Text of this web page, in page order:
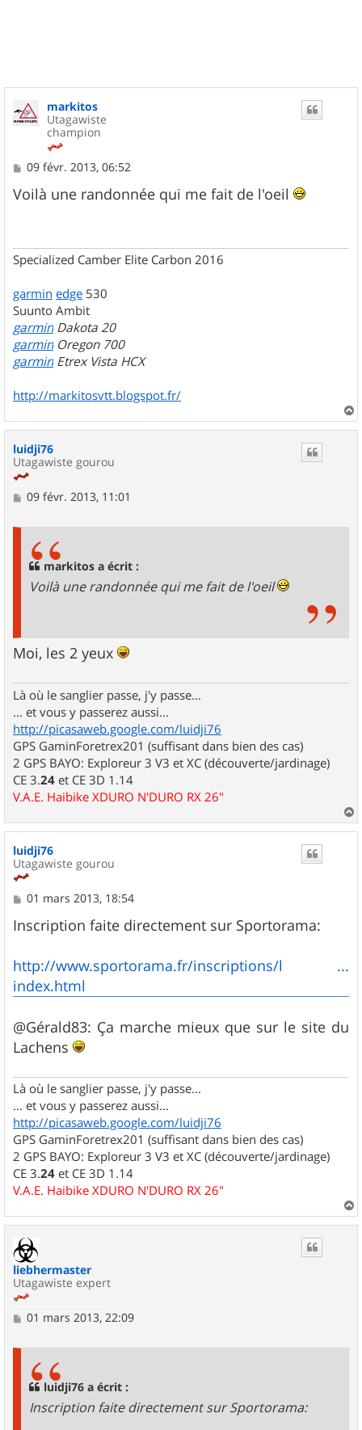
markitos
Utagawiste
champion
M
s
s
09 févr. 2013, 06:52
Voilà une randonnée qui me fait de l'oeil
Specialized Camber Elite Carbon 2016
garmin edge 530
Suunto Ambit
garmin Dakota 20
garmin Oregon 700
garmin Etrex Vista HCX
http://markitosvtt.blogspot.fr/
a
luidji76
Utagawiste gourou
M
09 févr. 2013, 11:01
markitos a écrit :
Voilà une randonnée qui me fait de l'oeil
Moi, les 2 yeux
Là où le sanglier passe, j'y passe...
... et vous y passerez aussi...
http://picasaweb.google.com/luidji76
GPS GaminForetrex201 (suffisant dans bien des cas)
2 GPS BAYO: Exploreur 3 V3 et XC (découverte/jardinage)
CE 3.24 et CE 3D 1.14
V.A.E. Haibike XDURO N'DURO RX 26"
a
u
luidji76
Utagawiste gourou
M
s
s
g
e
01 mars 2013, 18:54
Inscription faite directement sur Sportorama:
http://www.sportorama.fr/inscriptions/l ...
index.html
@Gérald83: Ça marche mieux que sur le site du
Lachens
Là où le sanglier passe, j'y passe...
... et vous y passerez aussi...
http://picasaweb.google.com/luidji76
GPS GaminForetrex201 (suffisant dans bien des cas)
2 GPS BAYO: Exploreur 3 V3 et XC (découverte/jardinage)
CE 3.24 et CE 3D 1.14
V.A.E. Haibike XDURO N'DURO RX 26"
a
liebhermaster
Utagawiste expert
M
01 mars 2013, 22:09
luidji76 a écrit :
Inscription faite directement sur Sportorama: